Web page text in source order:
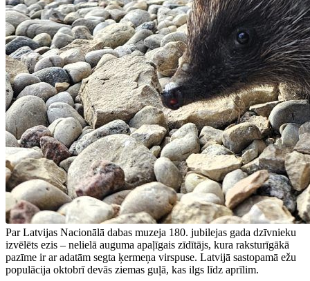
Par Latvijas Nacionālā dabas muzeja 180. jubilejas gada dzīvnieku
izvēlēts ezis – nelielā auguma apaļīgais zīdītājs, kura raksturīgākā
pazīme ir ar adatām segta ķermeņa virspuse. Latvijā sastopamā ežu
populācija oktobrī devās ziemas guļā, kas ilgs līdz aprīlim.